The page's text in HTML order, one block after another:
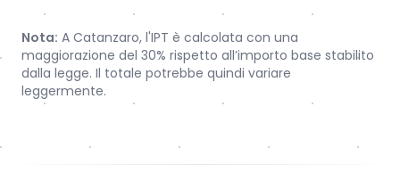
Nota: A Catanzaro, l'IPT è calcolata con una
maggiorazione del 30% rispetto all’importo base stabilito
dalla legge. Il totale potrebbe quindi variare
leggermente.